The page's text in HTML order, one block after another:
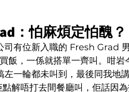
：怕麻煩定怕醜？
司有位新入職的 Fresh Grad
飯，一係就搭單一齊叫。咁
左一輪都未叫到，最後同我地
解唔打去間餐廳叫，佢話因